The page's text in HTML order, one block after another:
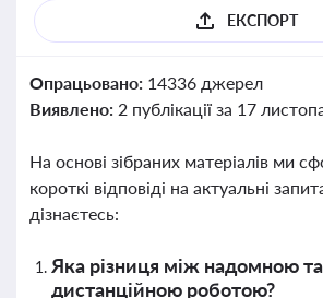
ЕКСПОРТ
Опрацьовано: 14336 джерел
Виявлено: 2 публікації за 17
На основі зібраних матеріалів ми
короткі відповіді на актуальні
дізнаєтесь:
Яка різниця між надомною та
дистанційною роботою?